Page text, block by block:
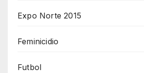
Expo Norte 2015
Feminicidio
Futbol